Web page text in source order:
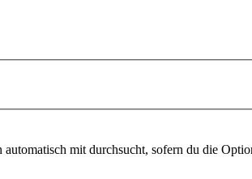
mit durchsucht, sofern du die